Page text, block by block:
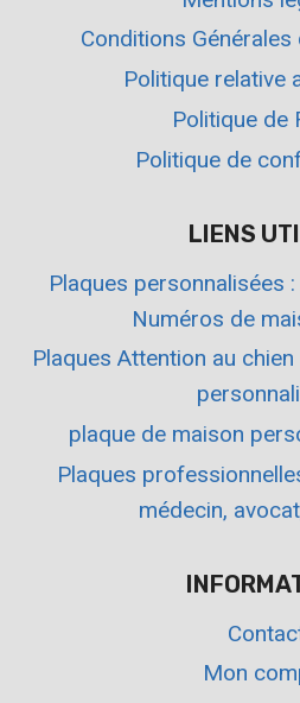
Conditions Générales
Politique relative
Politique de
Politique de
LIENS
Plaques personnalisées
Numéros de
Plaques Attention au
plaque de maison
Plaques
médecin,
Mon